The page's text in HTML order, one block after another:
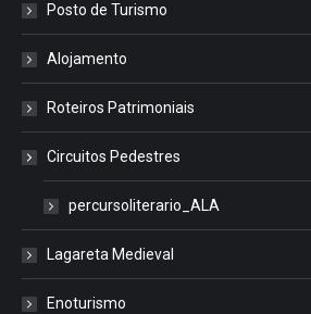
Posto de Turismo
Alojamento
Roteiros Patrimoniais
Circuitos Pedestres
percursoliterario_ALA
Lagareta Medieval
Enoturismo